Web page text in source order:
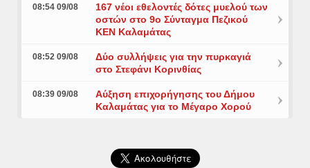
08:54 09/08
167 νέοι εθελοντές δότες μυελού των
οστών στο 9ο Σύνταγμα Πεζικού
ΚΕΝ Καλαμάτας
08:52 09/08
Δύο συλλήψεις για την πυρκαγιά
στο Στεφάνι Κορινθίας
08:39 09/08
Αύξηση επιχορήγησης του Δήμου
Καλαμάτας για το Μέγαρο Χορού